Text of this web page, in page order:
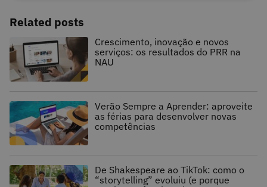
Related posts
Crescimento, inovação e novos
serviços: os resultados do PRR na
NAU
Verão Sempre a Aprender: aproveite
as férias para desenvolver novas
competências
De Shakespeare ao TikTok: como o
“storytelling” evoluiu (e porque